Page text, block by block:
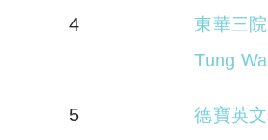
4
東華三
Tung
5
德寶英